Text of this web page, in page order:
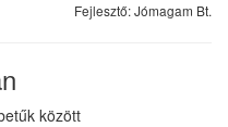
Fejlesztő: Jómagam Bt.
között